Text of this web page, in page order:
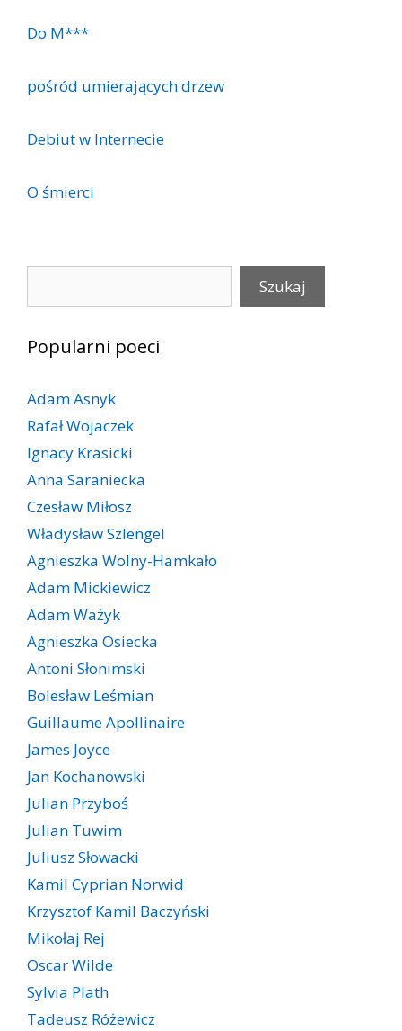
Do M***
pośród umierających drzew
Debiut w Internecie
O śmierci
Szukaj
Popularni poeci
Adam Asnyk
Rafał Wojaczek
Ignacy Krasicki
Anna Saraniecka
Czesław Miłosz
Władysław Szlengel
Agnieszka Wolny-Hamkało
Adam Mickiewicz
Adam Ważyk
Agnieszka Osiecka
Antoni Słonimski
Bolesław Leśmian
Guillaume Apollinaire
James Joyce
Jan Kochanowski
Julian Przyboś
Julian Tuwim
Juliusz Słowacki
Kamil Cyprian Norwid
Krzysztof Kamil Baczyński
Mikołaj Rej
Oscar Wilde
Sylvia Plath
Tadeusz Różewicz